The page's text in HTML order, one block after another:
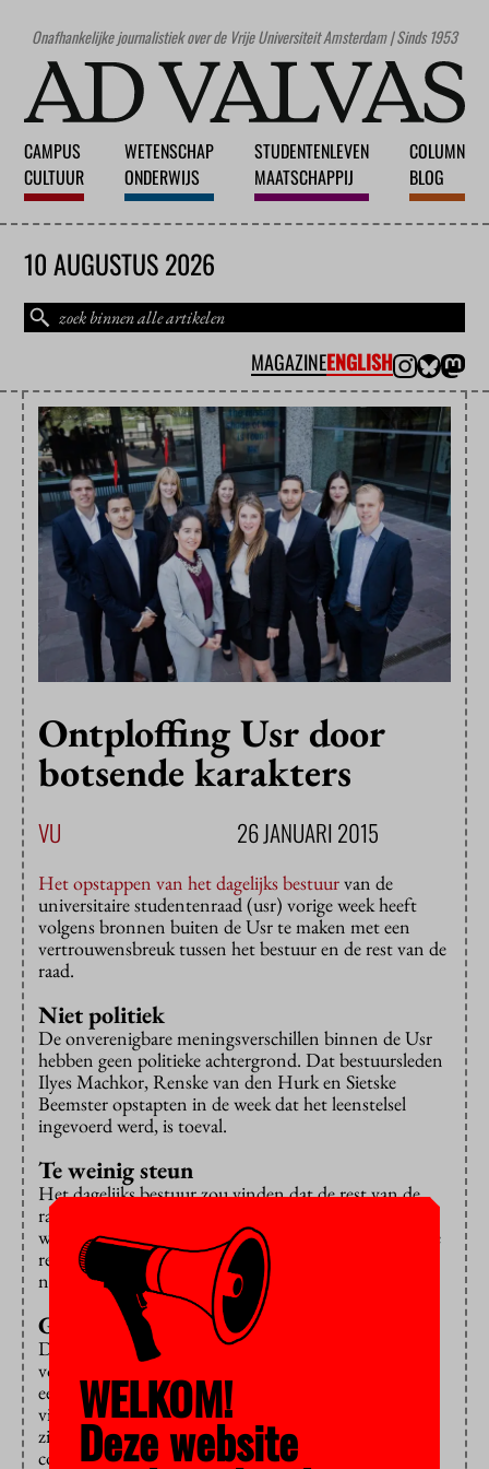
Onafhankelijke journalistiek over de Vrije Universiteit Amsterdam | Sinds 1953
CAMPUS
CULTUUR
WETENSCHAP
ONDERWIJS
STUDENTENLEVEN
MAATSCHAPPIJ
COLUMN
BLOG
10 AUGUSTUS 2026
MAGAZINEENGLISH
Ontploffing Usr door
botsende karakters
VU 26 JANUARI 2015
Het opstappen van het dagelijks bestuurvan de
universitaire studentenraad (usr) vorige week heeft
volgens bronnen buiten de Usr te maken met een
vertrouwensbreuk tussen het bestuur en de rest van de
raad.
Niet politiek
De onverenigbare meningsverschillen binnen de Usr
hebben geen politieke achtergrond. Dat bestuursleden
Ilyes Machkor, Renske van den Hurk en Sietske
Beemster opstapten in de week dat het leenstelsel
ingevoerd werd, is toeval.
Te weinig steun
Het dagelijks bestuur zou vinden dat de rest van de
raad niet voldoende werk verricht en het bestuur te
weinig zou steunen bij beslissingen. Andersom zou de
rest van de raad vinden dat de bestuursleden te veel
naar zich toe trekken.
Geen verklaring
Dat er ruzie in de tent is, is wel duidelijk. De
voormalige raadsleden zouden afgelopen donderdag
een gezamenlijke verklaring naar buiten brengen. Na
vijf dagen steggelen is dat nog steeds niet gelukt. Ook
zijn de leden tot nog toe niet bereikbaar voor verder
commentaar.
WELKOM!
Deze website